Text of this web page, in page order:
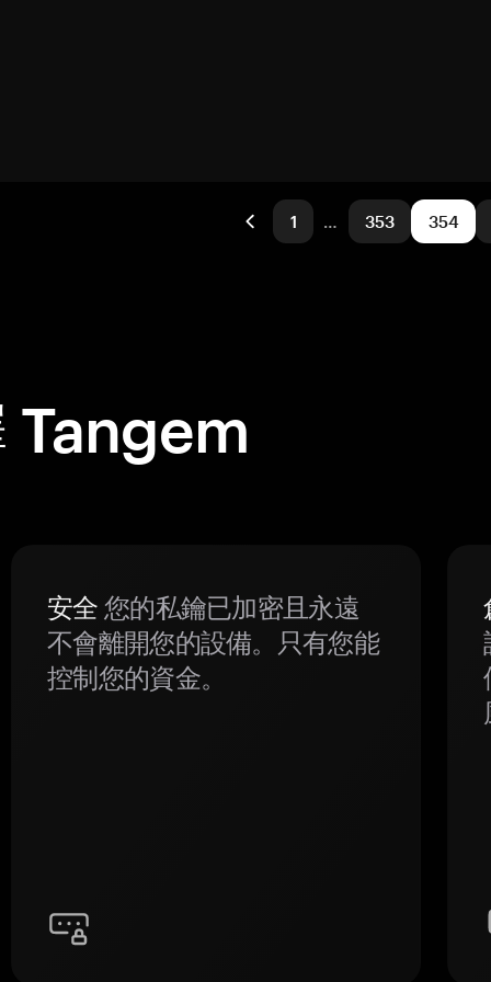
1 … 353 354
Tangem
安全 您的私鑰已加密且永遠
不會離開您的設備。只有您能
控制您的資金。